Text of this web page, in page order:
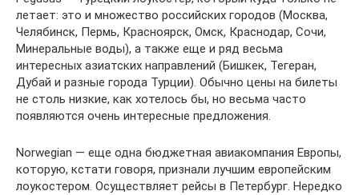
летает: это и множество российских городов (Москва,
Челябинск, Пермь, Красноярск, Омск, Краснодар, Сочи,
Минеральные воды), а также еще и ряд весьма
интересных азиатских направлений (Бишкек, Тегеран,
Дубай и разные города Турции). Обычно цены на билеты
не столь низкие, как хотелось бы, но весьма часто
появляются очень интересные предложения.
Norwegian — еще одна бюджетная авиакомпания Европы,
которую, кстати говоря, признали лучшим европейским
лоукостером. Осуществляет рейсы в Петербург. Нередко